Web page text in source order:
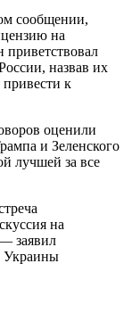
сообщении,
на
приветствовал
назвав их
привести к
оценили
и Зеленского
лучшей за все
на
заявил
Украины